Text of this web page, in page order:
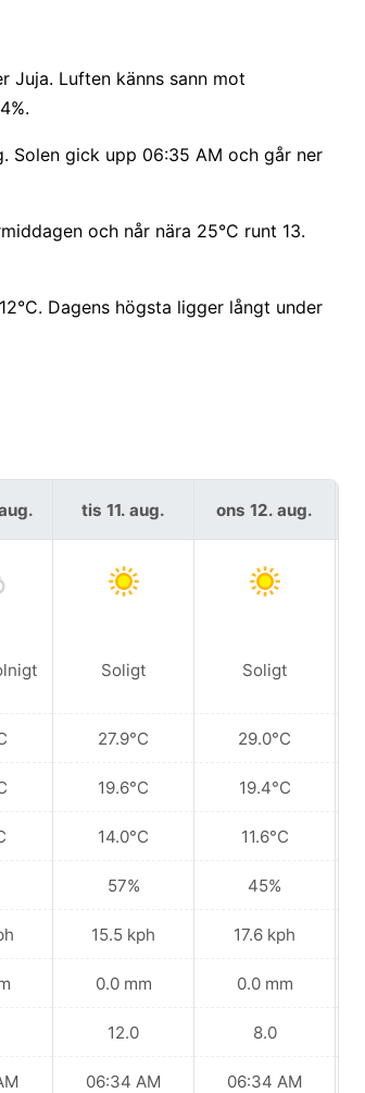
Juja. Luften känns sann mot
Solen gick upp 06:35 AM och går ner
och når nära 25°C runt 13.
Dagens högsta ligger långt under
tis 11. aug.
Soligt
27.9°C
19.6°C
14.0°C
57%
15.5 kph
0.0 mm
12.0
06:34 AM
ons 12. aug.
Soligt
29.0°C
19.4°C
11.6°C
45%
17.6 kph
0.0 mm
8.0
06:34 AM